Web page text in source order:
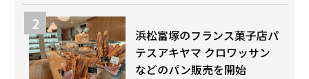
浜松富塚のフランス菓子店パ
テスアキヤマ クロワッサン
などのパン販売を開始